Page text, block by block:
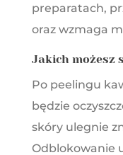
preparatach,
oraz wzmaga
Jakich możesz
Po peelingu
będzie
skóry ulegnie
Odblokowanie